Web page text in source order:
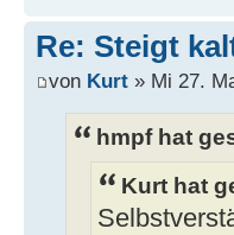
Re: Steigt
von Kurt » Mi 27.
hmpf hat
Kurt hat